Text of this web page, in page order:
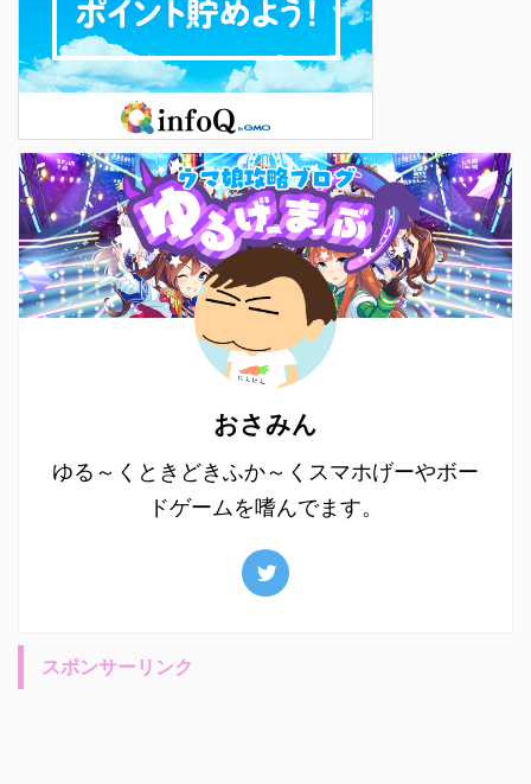
おさみん
ゆる～くときどきふか～くスマホげーやボー
ドゲームを嗜んでます。
スポンサーリンク